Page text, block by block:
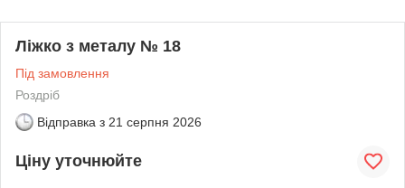
Ліжко з металу № 18
Під замовлення
Роздріб
Відправка з 21 серпня 2026
Ціну уточнюйте